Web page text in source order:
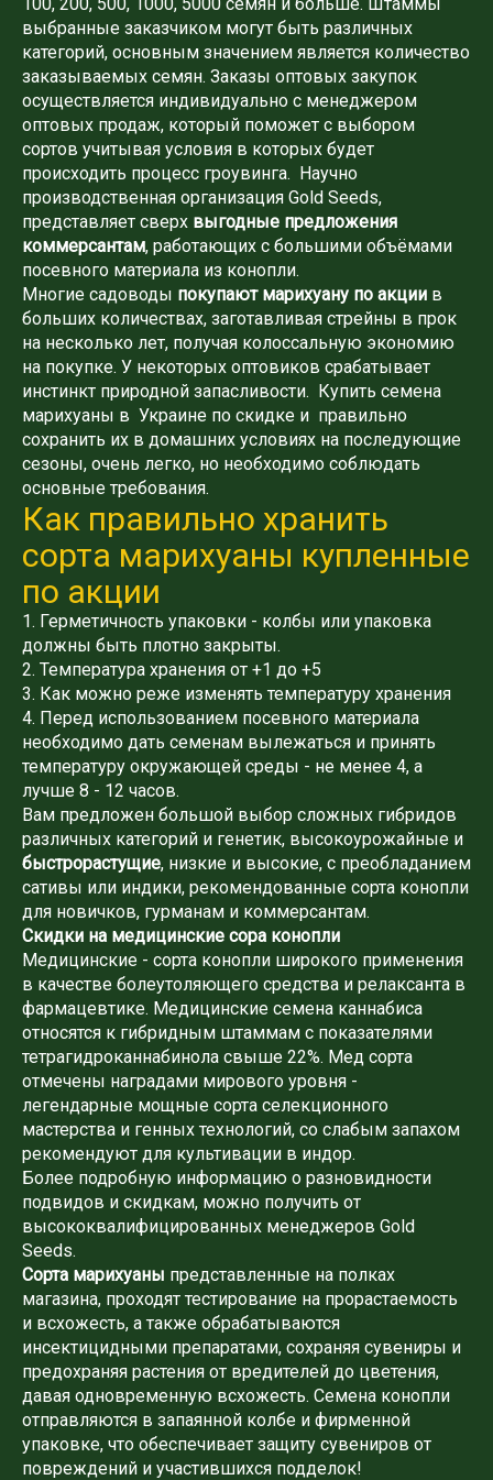
выбранные заказчиком могут быть различных
категорий, основным значением является количество
заказываемых семян. Заказы оптовых закупок
осуществляется индивидуально с менеджером
оптовых продаж, который поможет с выбором
сортов учитывая условия в которых будет
происходить процесс гроувинга. Научно
производственная организация Gold Seeds,
представляет сверх выгодные предложения
коммерсантам, работающих с большими объёмами
посевного материала из конопли.
Многие садоводы покупают марихуану по акции в
больших количествах, заготавливая стрейны в прок
на несколько лет, получая колоссальную экономию
на покупке. У некоторых оптовиков срабатывает
инстинкт природной запасливости. Купить семена
марихуаны в Украине по скидке и правильно
сохранить их в домашних условиях на последующие
сезоны, очень легко, но необходимо соблюдать
основные требования.
Как правильно хранить
сорта марихуаны купленные
по акции
1. Герметичность упаковки - колбы или упаковка
должны быть плотно закрыты.
2. Температура хранения от +1 до +5
3. Как можно реже изменять температуру хранения
4. Перед использованием посевного материала
необходимо дать семенам вылежаться и принять
температуру окружающей среды - не менее 4, а
лучше 8 - 12 часов.
Вам предложен большой выбор сложных гибридов
различных категорий и генетик, высокоурожайные и
быстрорастущие, низкие и высокие, с преобладанием
сативы или индики, рекомендованные сорта конопли
для новичков, гурманам и коммерсантам.
Скидки на медицинские сора конопли
Медицинские - сорта конопли широкого применения
в качестве болеутоляющего средства и релаксанта в
фармацевтике. Медицинские семена каннабиса
относятся к гибридным штаммам с показателями
тетрагидроканнабинола свыше 22%. Мед сорта
отмечены наградами мирового уровня -
легендарные мощные сорта селекционного
мастерства и генных технологий, со слабым запахом
рекомендуют для культивации в индор.
Более подробную информацию о разновидности
подвидов и скидкам, можно получить от
высококвалифицированных менеджеров Gold
Seeds.
Сорта марихуаны представленные на полках
магазина, проходят тестирование на прорастаемость
и всхожесть, а также обрабатываются
инсектицидными препаратами, сохраняя сувениры и
предохраняя растения от вредителей до цветения,
давая одновременную всхожесть. Семена конопли
отправляются в запаянной колбе и фирменной
упаковке, что обеспечивает защиту сувениров от
повреждений и участившихся подделок!